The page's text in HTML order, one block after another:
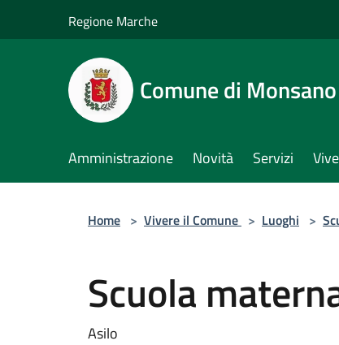
Regione Marche
Comune di Monsano
Amministrazione Novità Servizi
Home > Vivere il Comune > Luoghi >
Scuola
Asilo